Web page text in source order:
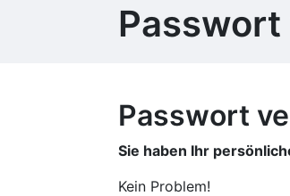
Passwort
Sie haben Ihr
Kein Problem!